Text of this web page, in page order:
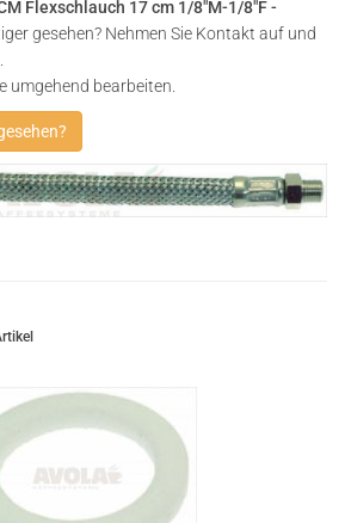
Flexschlauch 17 cm 1/8"M-1/8"F -
gesehen? Nehmen Sie Kontakt auf und
umgehend bearbeiten.